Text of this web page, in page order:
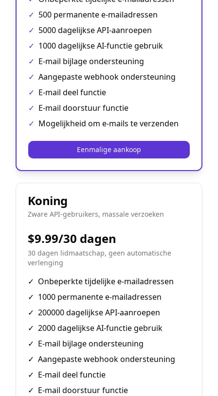
✓ 500 permanente e-mailadressen
✓ 5000 dagelijkse API-aanroepen
✓ 1000 dagelijkse AI-functie gebruik
✓ E-mail bijlage ondersteuning
✓ Aangepaste webhook ondersteuning
✓ E-mail deel functie
✓ E-mail doorstuur functie
✓ Mogelijkheid om e-mails te verzenden
Eenmalige aankoop
Koning
Zware API-gebruikers, massale verzoeken
$9.99/30 dagen
30 dagen lidmaatschap, geen automatische
verlenging
✓ Onbeperkte tijdelijke e-mailadressen
✓ 1000 permanente e-mailadressen
✓ 200000 dagelijkse API-aanroepen
✓ 2000 dagelijkse AI-functie gebruik
✓ E-mail bijlage ondersteuning
✓ Aangepaste webhook ondersteuning
✓ E-mail deel functie
✓ E-mail doorstuur functie